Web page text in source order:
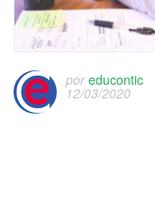
T
por educontic
12/03/2020